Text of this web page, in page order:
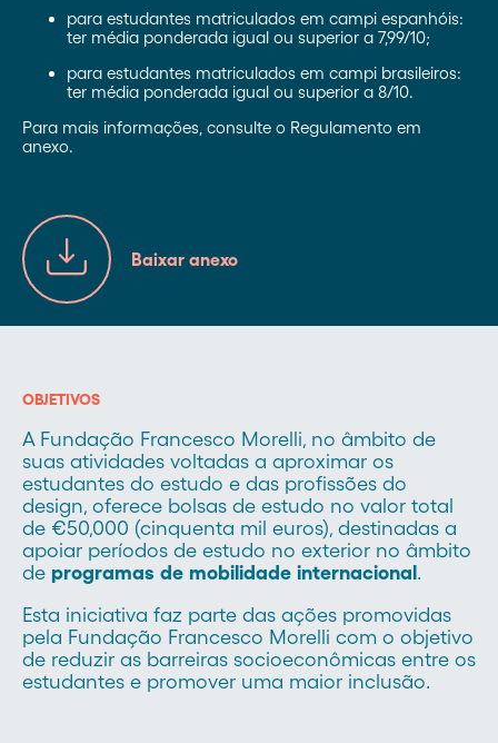
para estudantes matriculados em campi espanhóis:
ter média ponderada igual ou superior a 7,99/10;
para estudantes matriculados em campi brasileiros:
ter média ponderada igual ou superior a 8/10.
Para mais informações, consulte o Regulamento em
anexo.
Baixar anexo
OBJETIVOS
A Fundação Francesco Morelli, no âmbito de
suas atividades voltadas a aproximar os
estudantes do estudo e das profissões do
design, oferece bolsas de estudo no valor total
de €50,000 (cinquenta mil euros), destinadas a
apoiar períodos de estudo no exterior no âmbito
de programas de mobilidade internacional .
Esta iniciativa faz parte das ações promovidas
pela Fundação Francesco Morelli com o objetivo
de reduzir as barreiras socioeconômicas entre os
estudantes e promover uma maior inclusão.